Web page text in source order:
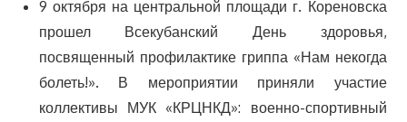
9 октября на центральной площади г. Кореновска
прошел Всекубанский День здоровья,
посвященный профилактике гриппа «Нам некогда
болеть!». В мероприятии приняли участие
коллективы МУК «КРЦНКД»: военно-спортивный